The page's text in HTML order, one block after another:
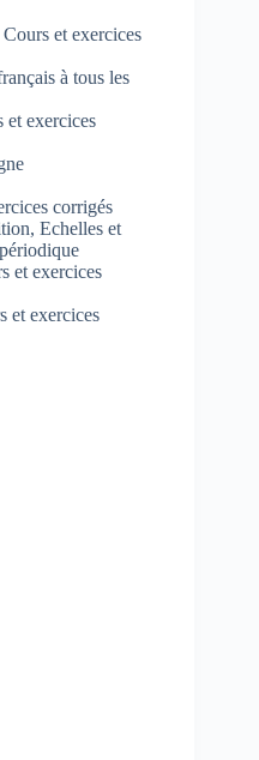
et exercices
à tous les
et exercices
corrigés
Echelles et
et exercices
et exercices